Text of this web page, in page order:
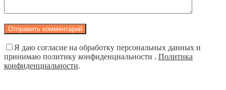
Я даю согласие на обработку персональных данных и
принимаю политику конфиденциальности . Политика
конфиденциальности.